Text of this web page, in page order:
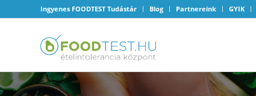
Ingyenes FOODTEST Tudástár Blog Partnereink GYIK